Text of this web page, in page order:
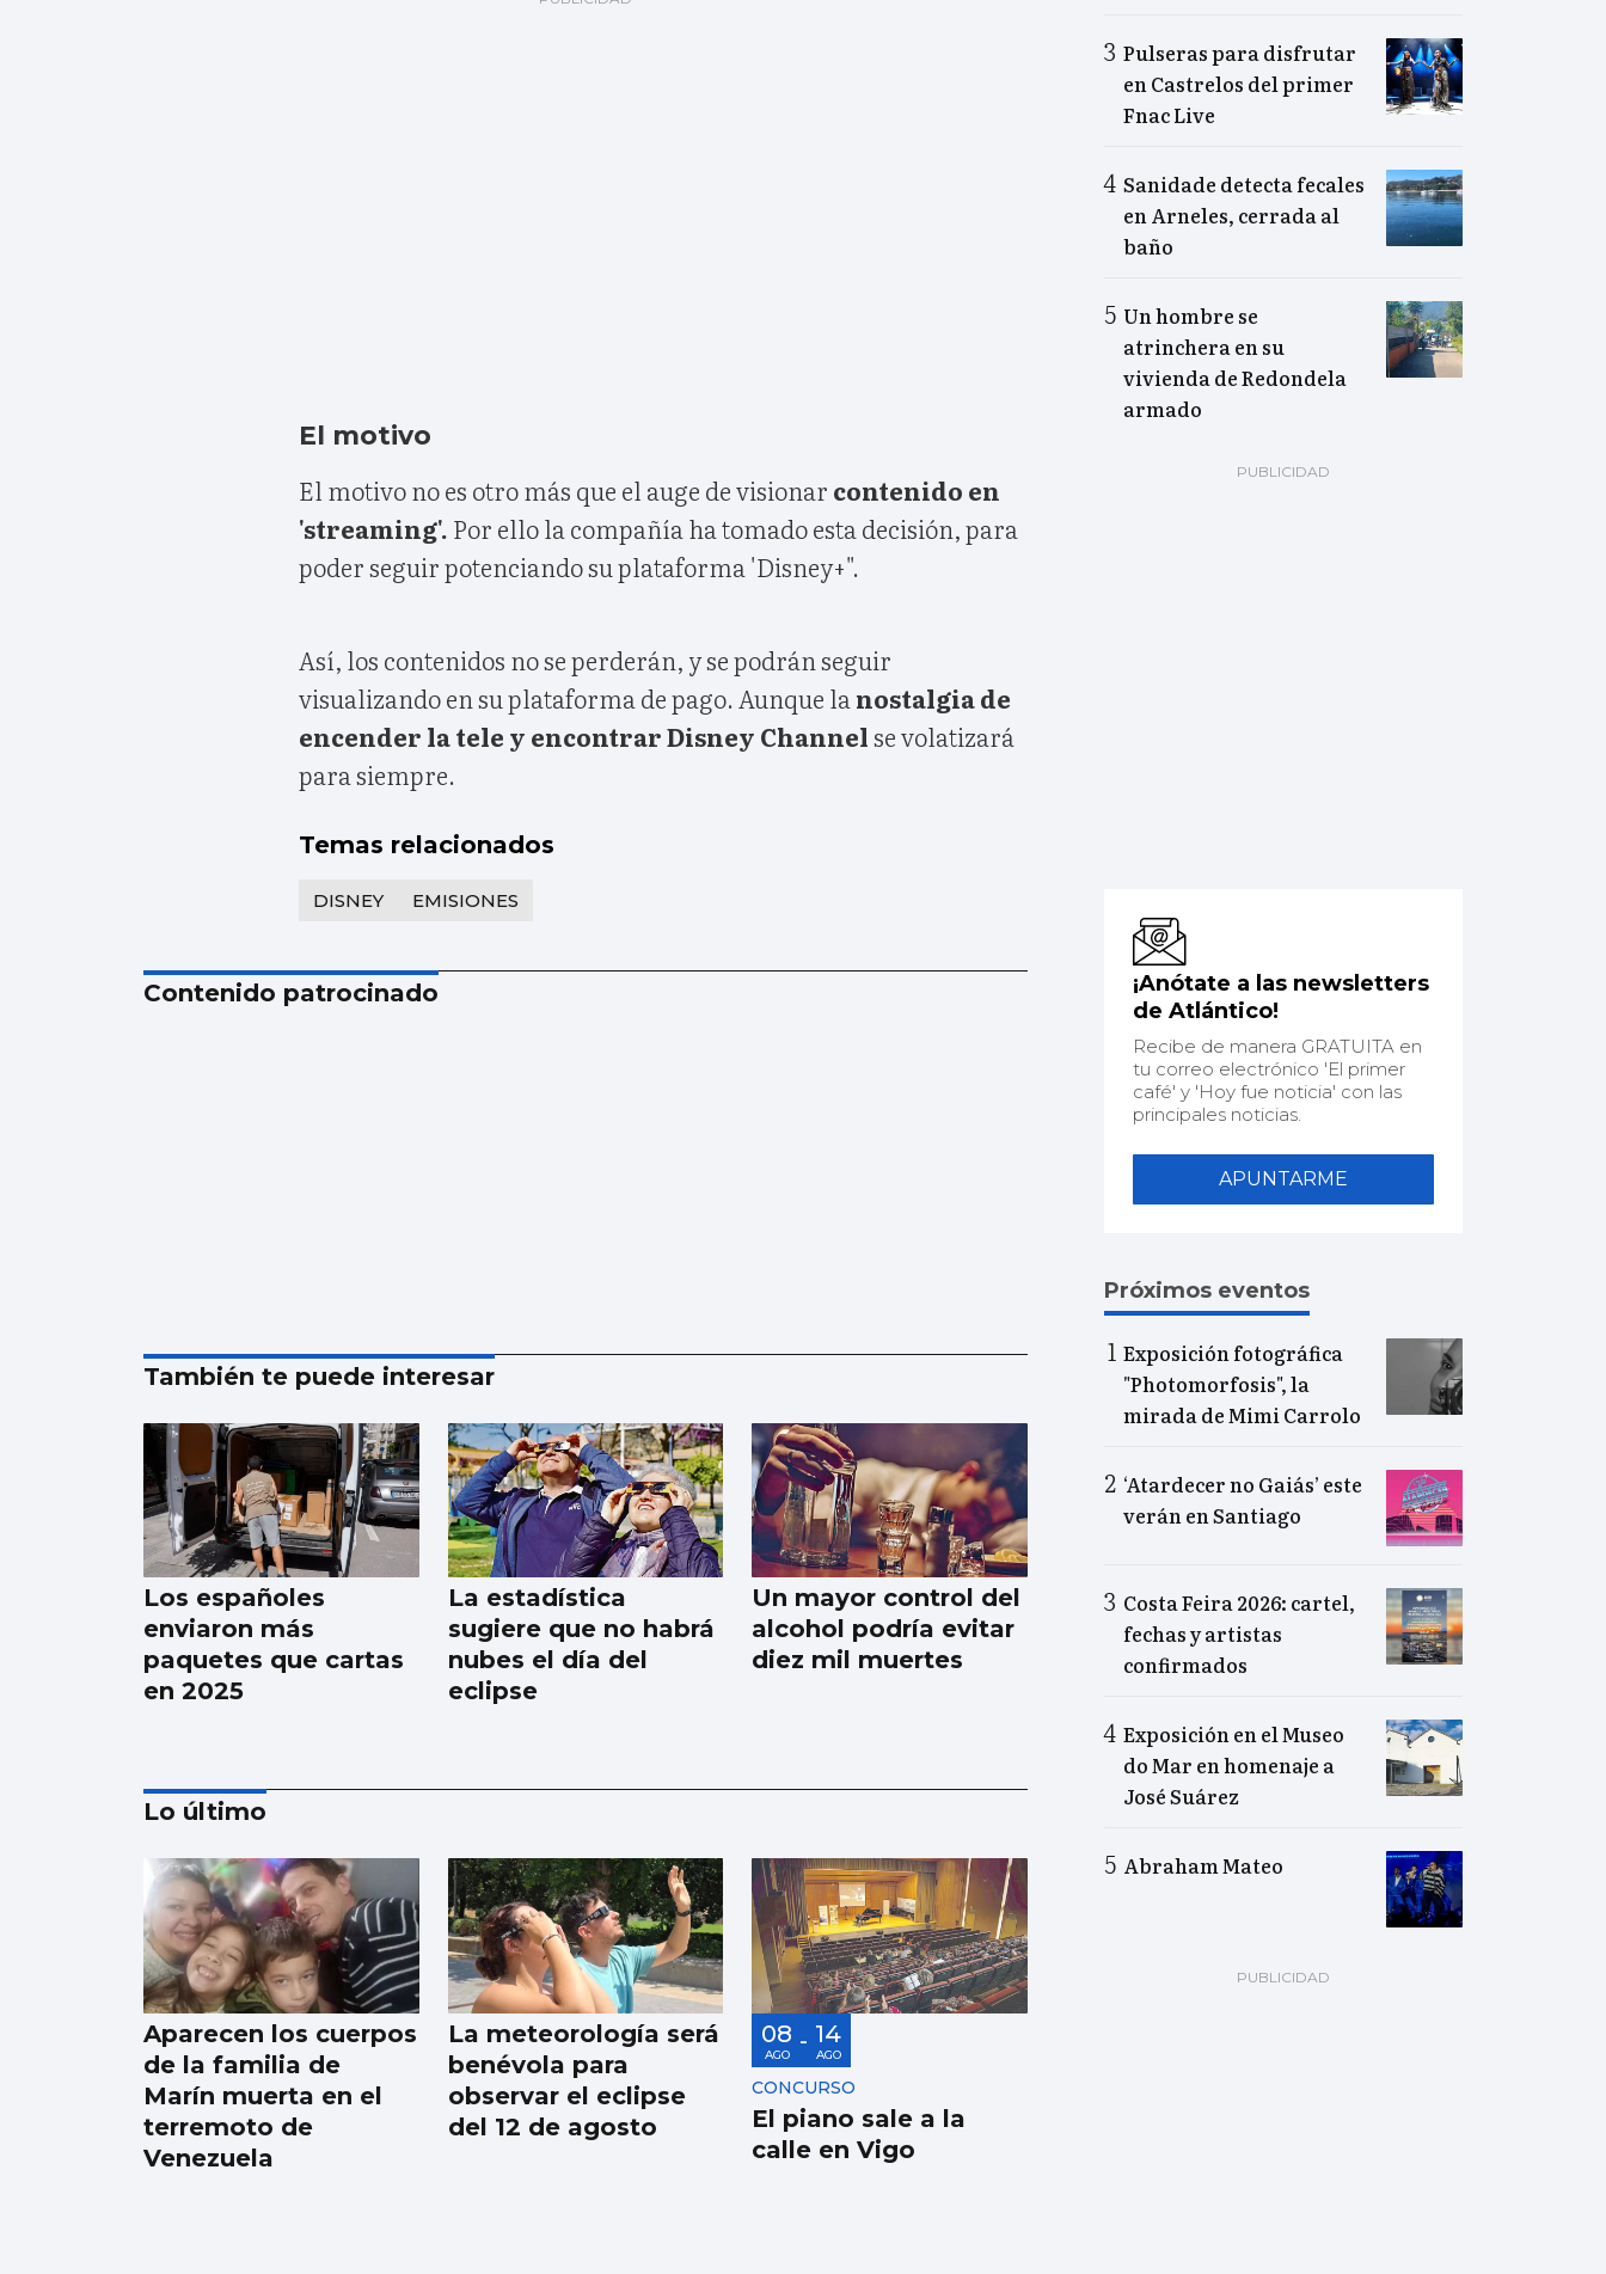
El motivo
El motivo no es otro más que el auge de visionar contenido en
'streaming'. Por ello la compañía ha tomado esta decisión, para
poder seguir potenciando su plataforma 'Disney+".
Así, los contenidos no se perderán, y se podrán seguir
visualizando en su plataforma de pago. Aunque la nostalgia de
encender la tele y encontrar Disney Channelse volatizará
para siempre.
Temas relacionados
DISNEY EMISIONES
Contenido patrocinado
También te puede interesar
Los españoles
enviaron más
paquetes que cartas
en 2025
La estadística
sugiere que no habrá
nubes el día del
eclipse
Un mayor control del
alcohol podría evitar
diez mil muertes
El Vaticano cerró el
año 2025 con un
patrimonio neto de
2.686 millones
Lo último
Aparecen los cuerpos
de la familia de
Marín muerta en el
terremoto de
Venezuela
La meteorología será
benévola para
observar el eclipse
del 12 de agosto
08
AGO - 14
AGO
CONCURSO
El piano sale a la
calle en Vigo
Pulseras para disfrutar
en Castrelos del primer
Fnac Live
Sanidade detecta fecales
en Arneles, cerrada al
baño
Un hombre se
atrinchera en su
vivienda de Redondela
armado
¡Anótate a las newsletters
de Atlántico!
Recibe de manera GRATUITA en
tu correo electrónico 'El primer
café' y 'Hoy fue noticia' con las
principales noticias.
APUNTARME
Próximos eventos
Exposición fotográfica
"Photomorfosis", la
mirada de Mimi Carrolo
‘Atardecer no Gaiás’ este
verán en Santiago
Costa Feira 2026: cartel,
fechas y artistas
confirmados
Exposición en el Museo
do Mar en homenaje a
José Suárez
Abraham Mateo